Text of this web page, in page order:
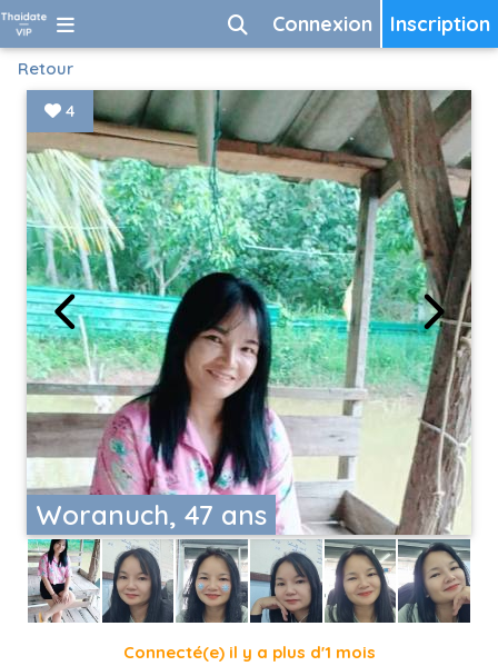
Inscription
Connexion
Retour
Woranuch, 47 ans
4
Connecté(e) il y a plus d'1 mois